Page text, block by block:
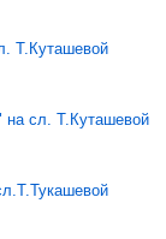
Т.Куташевой
на сл. Т.Куташевой